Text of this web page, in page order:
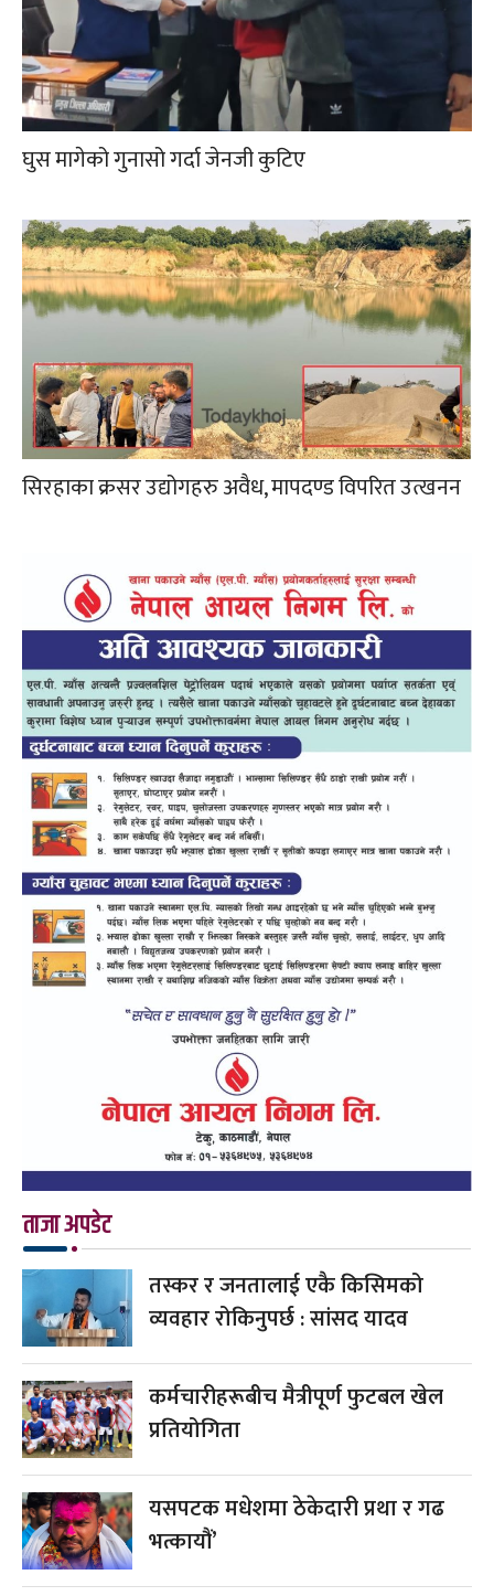
घुस मागेको गुनासो गर्दा जेनजी कुटिए
सिरहाका क्रसर उद्योगहरु अवैध, मापदण्ड विपरित उत्खनन
ताजा अपडेट
तस्कर र जनतालाई एकै किसिमको
व्यवहार रोकिनुपर्छ : सांसद यादव
कर्मचारीहरूबीच मैत्रीपूर्ण फुटबल खेल
प्रतियोगिता
यसपटक मधेशमा ठेकेदारी प्रथा र गढ
भत्कायौं’